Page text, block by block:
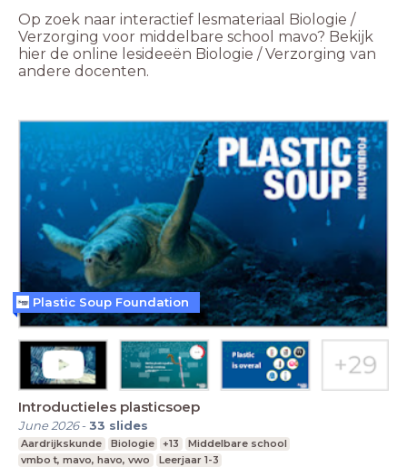
Op zoek naar interactief lesmateriaal Biologie /
Verzorging voor middelbare school mavo? Bekijk
hier de online lesideeën Biologie / Verzorging van
andere docenten.
Introductieles plasticsoep
June 2026-33 slides
Aardrijkskunde Biologie +13
Middelbare school
vmbo t, mavo, havo, vwo
Leerjaar 1-3
Plastic Soup Foundation